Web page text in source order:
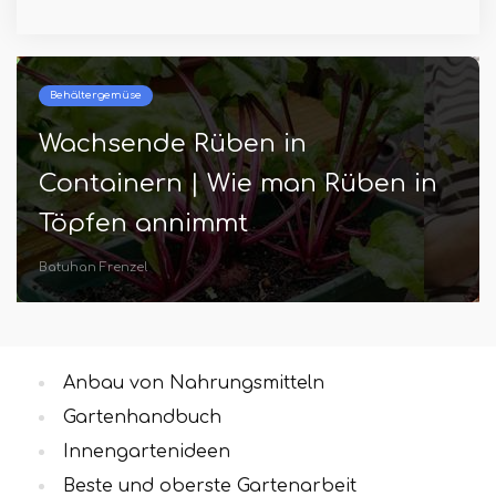
Behältergemüse
Wachsende Rüben in
Containern | Wie man Rüben in
Töpfen annimmt
Batuhan Frenzel
Anbau von Nahrungsmitteln
Gartenhandbuch
Innengartenideen
Beste und oberste Gartenarbeit